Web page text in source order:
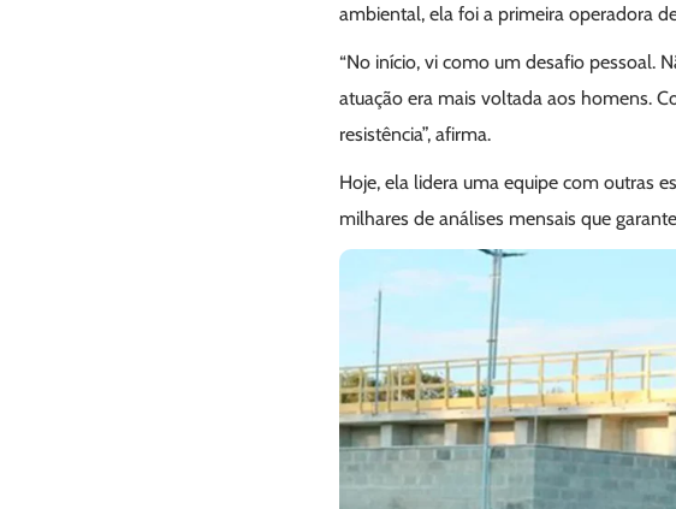
ambiental, ela foi a primeira operadora
“No início, vi como um desafio pessoal.
atuação era mais voltada aos homens.
resistência”, afirma.
Hoje, ela lidera uma equipe com outras
milhares de análises mensais que